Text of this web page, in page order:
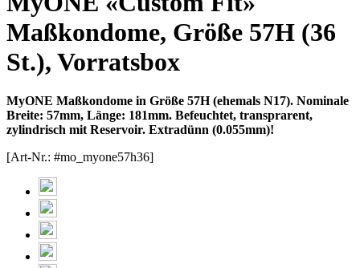
Maßkondome, Größe 57H (36
St.), Vorratsbox
MyONE Maßkondome in Größe 57H (ehemals N17). Nominale
Breite: 57mm, Länge: 181mm. Befeuchtet, transprarent,
zylindrisch mit Reservoir. Extradünn (0.055mm)!
[Art-Nr.: #mo_myone57h36]